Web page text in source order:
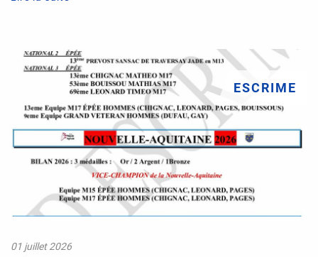
ESCRIME
01 juillet 2026